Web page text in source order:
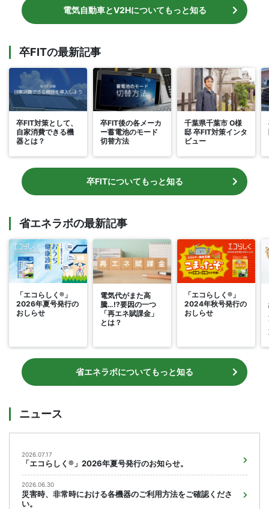
電気自動車とV2Hについてもっと知る
卒FITの最新記事
卒FIT対策として、
自家消費できる機
器とは？
卒FIT後の各メーカ
ー蓄電池のモード
切替方法
千葉県千葉市 O様
邸 卒FIT対策インタ
ビュー
卒FITについてもっと知る
省エネラボの最新記事
「エコらしく®」
2026年夏号発行の
おしらせ
電気代がまた高
騰…!?要因の一つ
「再エネ賦課金」
とは？
「エコらしく®」
2024年秋号発行の
おしらせ
省エネラボについてもっと知る
ニュース
2026.07.17
「エコらしく®」2026年夏号発行のお知らせ。
2026.06.30
災害時、非常時における各機器のご利用方法をご確認くださ
い。